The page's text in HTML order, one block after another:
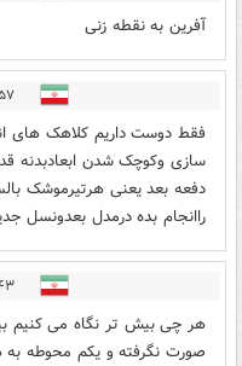
آفرین به نقطه زنی
۱۳:۵۷
فقط دوست داریم کلاهک های
راانجام بده درمدل بعدونسل
۱۴:۴۳
هر چی بیش تر نگاه می
صورت نگرفته و یکم محوطه به